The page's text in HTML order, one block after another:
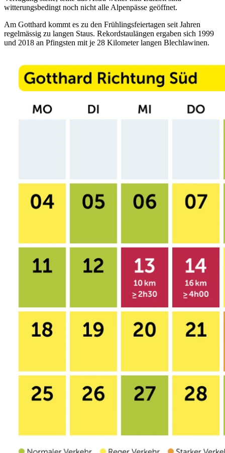
witterungsbedingt noch nicht alle Alpenpässe geöffnet.
Am Gotthard kommt es zu den Frühlingsfeiertagen seit Jahren
regelmässig zu langen Staus. Rekordstaulängen ergaben sich 1999
und 2018 an Pfingsten mit je 28 Kilometer langen Blechlawinen.